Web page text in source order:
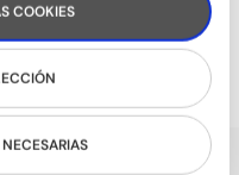
COOKIES